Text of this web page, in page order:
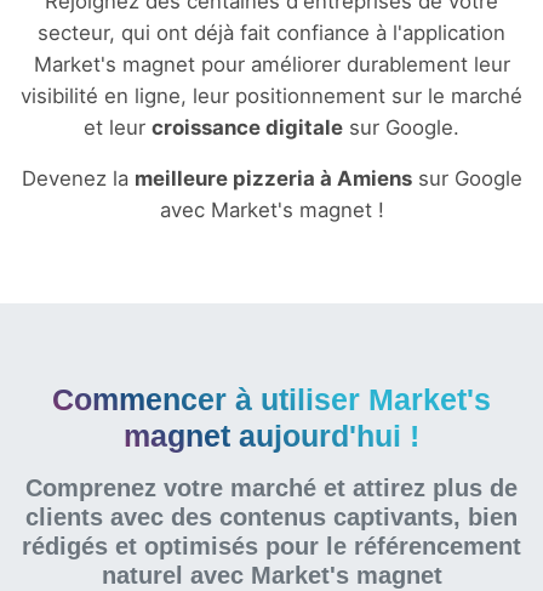
secteur, qui ont déjà fait confiance à l'application
Market's magnet pour améliorer durablement leur
visibilité en ligne, leur positionnement sur le marché
et leur croissance digitale sur Google.
Devenez la meilleure pizzeria à Amienssur Google
avec Market's magnet !
Commencer à utiliser Market's
magnet aujourd'hui !
Comprenez votre marché et attirez plus de
clients avec des contenus captivants, bien
rédigés et optimisés pour le référencement
naturel avec Market's magnet